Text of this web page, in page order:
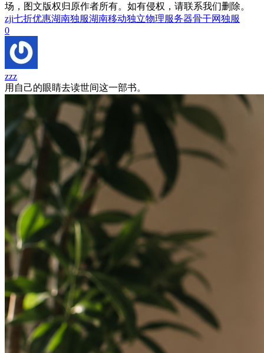
场，图文版权归原作者所有。如有侵权，请联系我们删除。
zji七折优惠湖南独服湖南移动独立物理服务器骨干网独服
0
zzz
用自己的眼睛去读世间这一部书。